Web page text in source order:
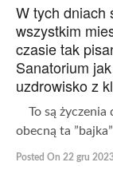
W tych dniach
wszystkim
czasie tak
Sanatorium
uzdrowisko z
To są życzenia
obecną ta
Posted On 22 gru